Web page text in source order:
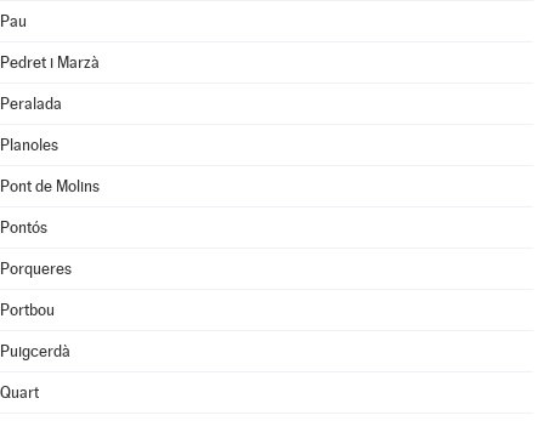
Pau
Pedret i Marzà
Peralada
Planoles
Pont de Molins
Pontós
Porqueres
Portbou
Puigcerdà
Quart